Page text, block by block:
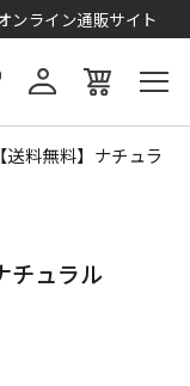
ンライン通販サイト
料無料】ナチュラ
チュラル